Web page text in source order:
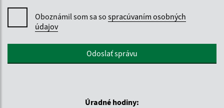
Oboznámil som sa so spracúvaním osobných
údajov
Google reCaptcha ResponseOdoslať správu
Úradné hodiny: